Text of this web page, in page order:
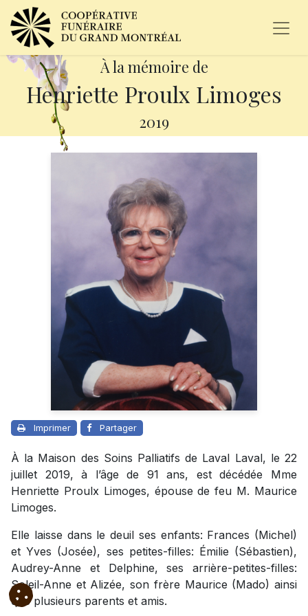
À la mémoire de
Henriette Proulx Limoges
2019
Imprimer Partager
À la Maison des Soins Palliatifs de Laval Laval, le 22
juillet 2019, à l’âge de 91 ans, est décédée Mme
Henriette Proulx Limoges, épouse de feu M. Maurice
Limoges.
Elle laisse dans le deuil ses enfants: Frances (Michel)
et Yves (Josée), ses petites-filles: Émilie (Sébastien),
Audrey-Anne et Delphine, ses arrière-petites-filles:
Soleil-Anne et Alizée, son frère Maurice (Mado) ainsi
que plusieurs parents et amis.